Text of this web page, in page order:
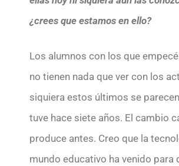
¿crees que estamos en ello?
Los alumnos con los que
no tienen nada que ver con los
siquiera estos últimos se
tuve hace siete años. El cambio
produce antes. Creo que la
mundo educativo ha venido para